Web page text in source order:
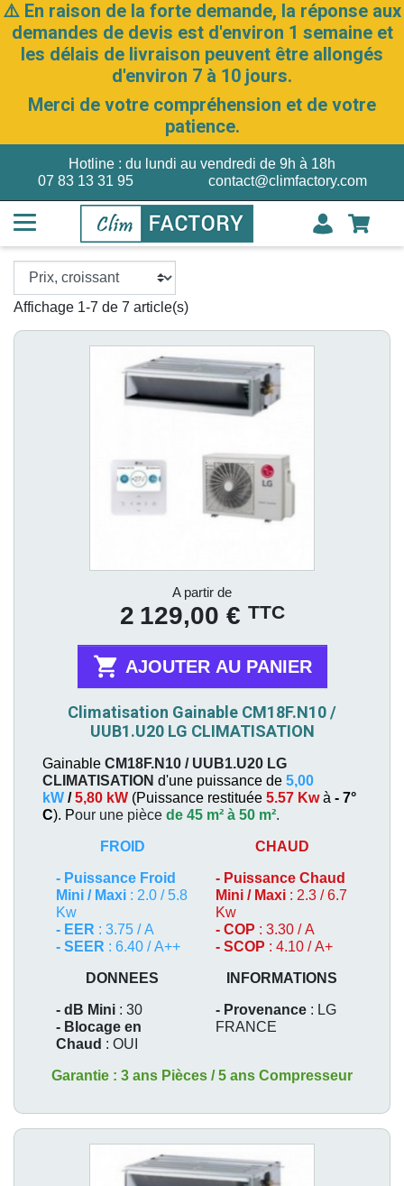
⚠️ En raison de la forte demande, la réponse aux
demandes de devis est d'environ 1 semaine et
les délais de livraison peuvent être allongés
d'environ 7 à 10 jours.
Merci de votre compréhension et de votre
patience.
07 83 13 31 95
Hotline : du lundi au vendredi de 9h à 18h
contact@climfactory.com
Affichage 1-7 de 7 article(s)
A partir de
2 129,00 € TTC
 AJOUTER AU PANIER
Climatisation Gainable CM18F.N10 /
UUB1.U20 LG CLIMATISATION
Gainable CM18F.N10 / UUB1.U20 LG
CLIMATISATION d'une puissance de 5,00
kW /5,80 kW (Puissance restituée 5.57 Kwà - 7°
C). Pour une pièce de 45 m² à 50 m².
FROID
- Puissance Froid
Mini / Maxi : 2.0 / 5.8
Kw
- EER : 3.75 / A
- SEER : 6.40 / A++
CHAUD
- Puissance Chaud
Mini / Maxi : 2.3 / 6.7
Kw
- COP : 3.30 / A
- SCOP : 4.10 / A+
DONNEES
- dB Mini : 30
- Blocage en
Chaud : OUI
INFORMATIONS
- Provenance : LG
FRANCE
Garantie : 3 ans Pièces / 5 ans Compresseur